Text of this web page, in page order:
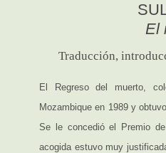
El
Traducción,
El Regreso del muerto,
Mozambique en 1989 y
Se le concedió el Premio
acogida estuvo muy